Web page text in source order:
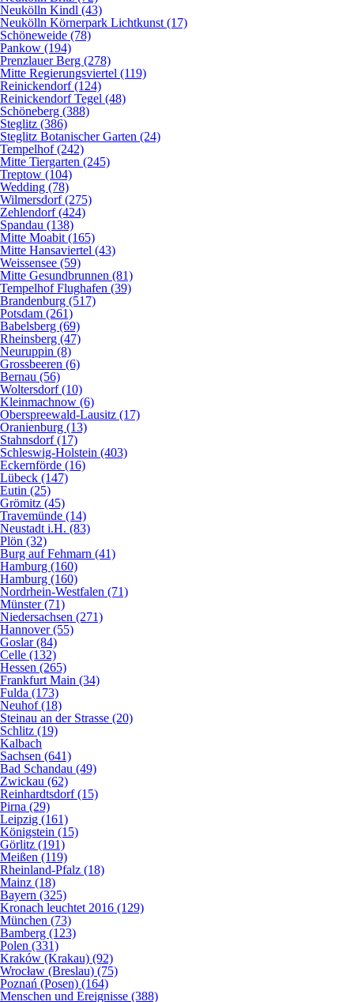
Neukölln Kindl (43)
Neukölln Körnerpark Lichtkunst (17)
Schöneweide (78)
Pankow (194)
Prenzlauer Berg (278)
Mitte Regierungsviertel (119)
Reinickendorf (124)
Reinickendorf Tegel (48)
Schöneberg (388)
Steglitz (386)
Steglitz Botanischer Garten (24)
Tempelhof (242)
Mitte Tiergarten (245)
Treptow (104)
Wedding (78)
Wilmersdorf (275)
Zehlendorf (424)
Spandau (138)
Mitte Moabit (165)
Mitte Hansaviertel (43)
Weissensee (59)
Mitte Gesundbrunnen (81)
Tempelhof Flughafen (39)
Brandenburg (517)
Potsdam (261)
Babelsberg (69)
Rheinsberg (47)
Neuruppin (8)
Grossbeeren (6)
Bernau (56)
Woltersdorf (10)
Kleinmachnow (6)
Oberspreewald-Lausitz (17)
Oranienburg (13)
Stahnsdorf (17)
Schleswig-Holstein (403)
Eckernförde (16)
Lübeck (147)
Eutin (25)
Grömitz (45)
Travemünde (14)
Neustadt i.H. (83)
Plön (32)
Burg auf Fehmarn (41)
Hamburg (160)
Hamburg (160)
Nordrhein-Westfalen (71)
Münster (71)
Niedersachsen (271)
Hannover (55)
Goslar (84)
Celle (132)
Hessen (265)
Frankfurt Main (34)
Fulda (173)
Neuhof (18)
Steinau an der Strasse (20)
Schlitz (19)
Kalbach
Sachsen (641)
Bad Schandau (49)
Zwickau (62)
Reinhardtsdorf (15)
Pirna (29)
Leipzig (161)
Königstein (15)
Görlitz (191)
Meißen (119)
Rheinland-Pfalz (18)
Mainz (18)
Bayern (325)
Kronach leuchtet 2016 (129)
München (73)
Bamberg (123)
Polen (331)
Kraków (Krakau) (92)
Wrocław (Breslau) (75)
Poznań (Posen) (164)
Menschen und Ereignisse (388)